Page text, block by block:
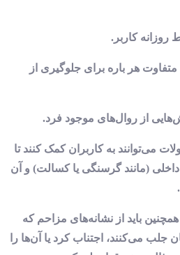
کاربر.
هر باره برای جلوگیری از
از روال‌های موجود فرد.
می‌توانند به کاربران کمک کنند تا
(مانند گرسنگی یا کسالت) و آن
باید از نشانه‌های مزاحم که
جلب می‌کنند، اجتناب کرد یا آن‌ها را